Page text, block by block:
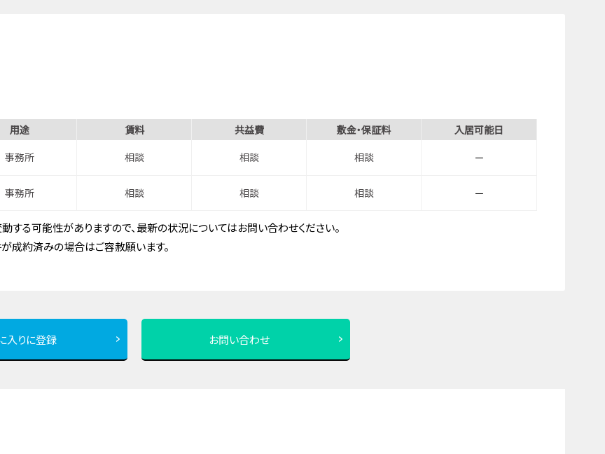
用途 賃料 共益費 敷金・保証料
入居可能日
事務所 相談 相談 相談 －
事務所 相談 相談 相談 －
する可能性がありますので、最新の状況についてはお問い合わせください。
成約済みの場合はご容赦願います。
入りに登録 お問い合わせ